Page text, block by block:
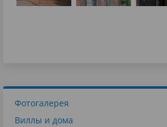
Фотогалерея
Виллы и дома